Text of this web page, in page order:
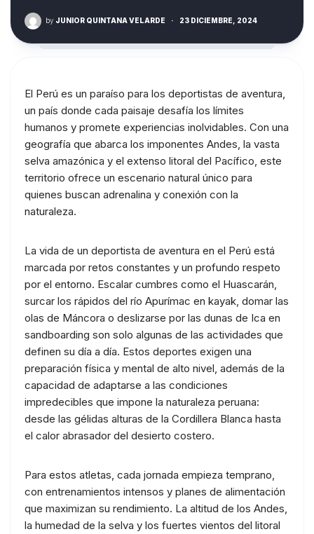
by JUNIOR QUINTANA VELARDE · 23 DICIEMBRE, 2024
El Perú es un paraíso para los deportistas de aventura,
un país donde cada paisaje desafía los límites
humanos y promete experiencias inolvidables. Con una
geografía que abarca los imponentes Andes, la vasta
selva amazónica y el extenso litoral del Pacífico, este
territorio ofrece un escenario natural único para
quienes buscan adrenalina y conexión con la
naturaleza.
La vida de un deportista de aventura en el Perú está
marcada por retos constantes y un profundo respeto
por el entorno. Escalar cumbres como el Huascarán,
surcar los rápidos del río Apurímac en kayak, domar las
olas de Máncora o deslizarse por las dunas de Ica en
sandboarding son solo algunas de las actividades que
definen su día a día. Estos deportes exigen una
preparación física y mental de alto nivel, además de la
capacidad de adaptarse a las condiciones
impredecibles que impone la naturaleza peruana:
desde las gélidas alturas de la Cordillera Blanca hasta
el calor abrasador del desierto costero.
Para estos atletas, cada jornada empieza temprano,
con entrenamientos intensos y planes de alimentación
que maximizan su rendimiento. La altitud de los Andes,
la humedad de la selva y los fuertes vientos del litoral